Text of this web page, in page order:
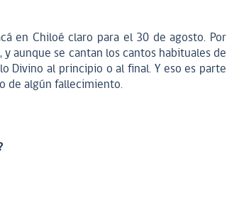
en Chiloé claro para el 30 de agosto. Por
aunque se cantan los cantos habituales de
Divino al principio o al final. Y eso es parte
de algún fallecimiento.